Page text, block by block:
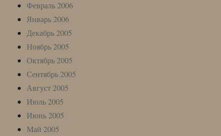
Февраль 2006
Январь 2006
Декабрь 2005
Ноябрь 2005
Октябрь 2005
Сентябрь 2005
Август 2005
Июль 2005
Июнь 2005
Май 2005